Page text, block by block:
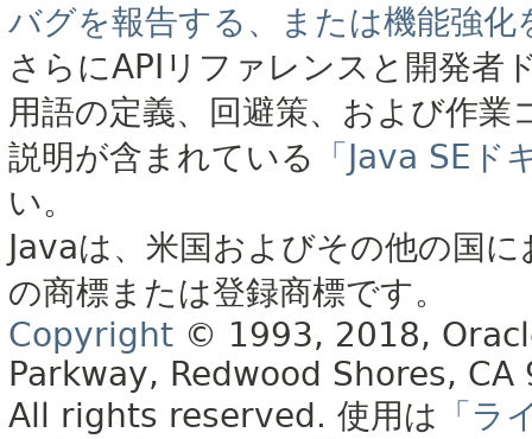
バグを報告する、または機能強化
さらにAPIリファレンスと開発者
用語の定義、回避策、および作
説明が含まれている
「Java SE
い。
Javaは、米国およびその他の国
の商標または登録商標です。
Copyright © 1993, 2018,
Parkway, Redwood Shores, CA
All rights reserved. 使用は 「ラ